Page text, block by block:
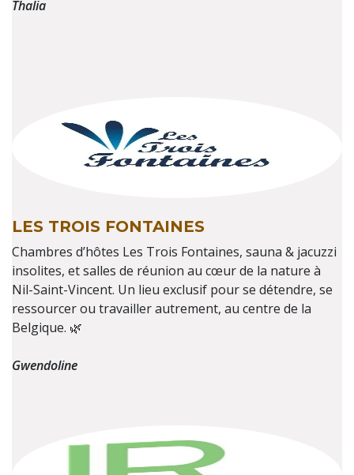
Thalia
LES TROIS FONTAINES
Chambres d’hôtes Les Trois Fontaines, sauna & jacuzzi
insolites, et salles de réunion au cœur de la nature à
Nil-Saint-Vincent. Un lieu exclusif pour se détendre, se
ressourcer ou travailler autrement, au centre de la
Belgique. 🌿
Gwendoline